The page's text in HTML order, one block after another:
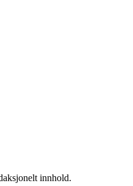
innhold.